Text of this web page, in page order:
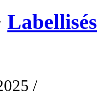
Labellisés
/